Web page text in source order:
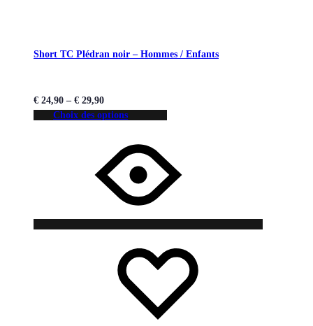
Short TC Plédran noir – Hommes / Enfants
€ 24,90 – € 29,90
Choix des options